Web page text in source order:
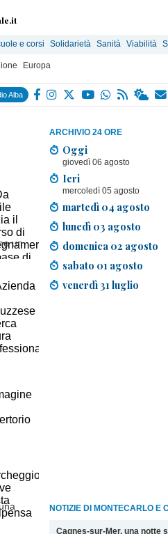
e corsi Solidarietà Sanità Viabilità
Europa
Alba
ARCHIVIO 24 ORE
Oggi
giovedì 06 agosto
Ieri
mercoledì 05 agosto
martedì 04 agosto
lunedì 03 agosto
domenica 02 agosto
sabato 01 agosto
venerdì 31 luglio
NOTIZIE DI MONTECARLO E
Cagnes-sur-Mer, una notte
un